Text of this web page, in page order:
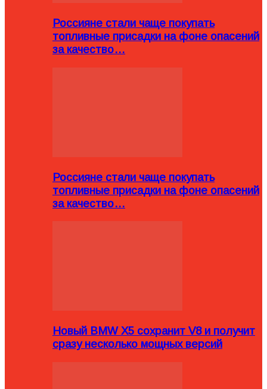
Россияне стали чаще покупать
топливные присадки на фоне опасений
за качество…
Россияне стали чаще покупать
топливные присадки на фоне опасений
за качество…
Новый BMW X5 сохранит V8 и получит
сразу несколько мощных версий